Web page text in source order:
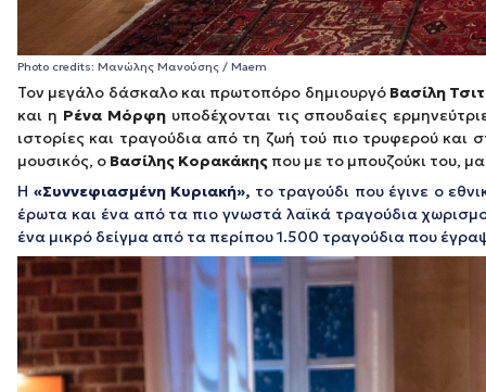
Photo credits: Μανώλης Μανούσης / Maem
Τον μεγάλο δάσκαλο και πρωτοπόρο δημιουργό Βασίλη
και η Ρένα Μόρφη υποδέχονται τις σπουδαίες
ιστορίες και τραγούδια από τη ζωή τού πιο τρυφερού και
μουσικός, ο Βασίλης Κορακάκης που με το μπουζούκι του,
Η «Συννεφιασμένη Κυριακή», το τραγούδι που έγινε ο
έρωτα και ένα από τα πιο γνωστά λαϊκά τραγούδια
ένα μικρό δείγμα από τα περίπου 1.500 τραγούδια που